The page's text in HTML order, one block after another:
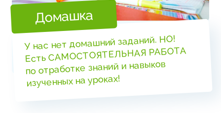
Домашка
У нас нет домашний заданий. НО!
Есть САМОСТОЯТЕЛЬНАЯ РАБОТА
по отработке знаний и навыков
изученных на уроках!